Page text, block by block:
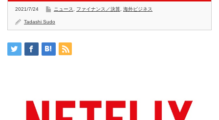
2021/7/24 ニュース ファイナンス／決算 海外ビジネス
Tadashi Sudo